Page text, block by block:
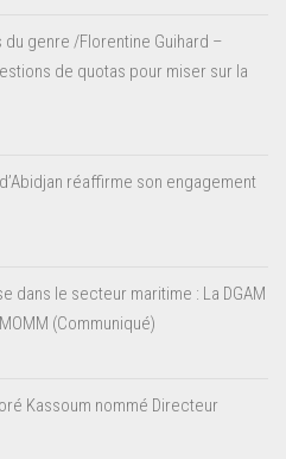
genre /Florentine Guihard –
de quotas pour miser sur la
réaffirme son engagement
dans le secteur maritime : La DGAM
(Communiqué)
Kassoum nommé Directeur